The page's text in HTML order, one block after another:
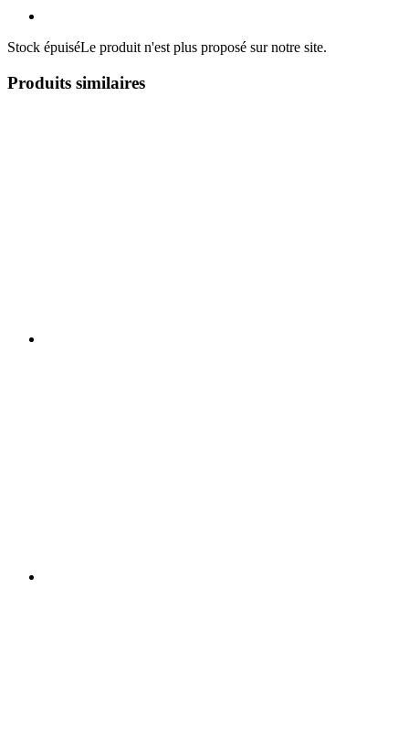
Stock épuiséLe produit n'est plus proposé sur notre site.
Produits similaires